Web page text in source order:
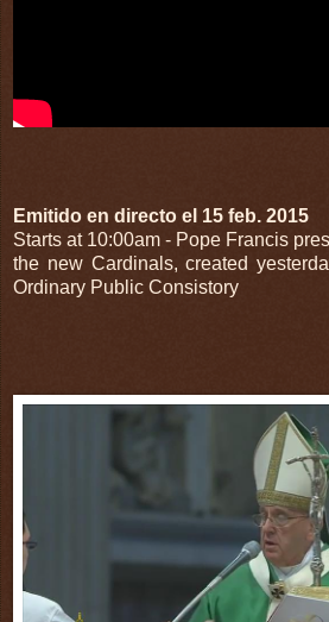
Emitido en directo el 15 feb. 2015
Starts at 10:00am - Pope Francis
the new Cardinals, created
Ordinary Public Consistory